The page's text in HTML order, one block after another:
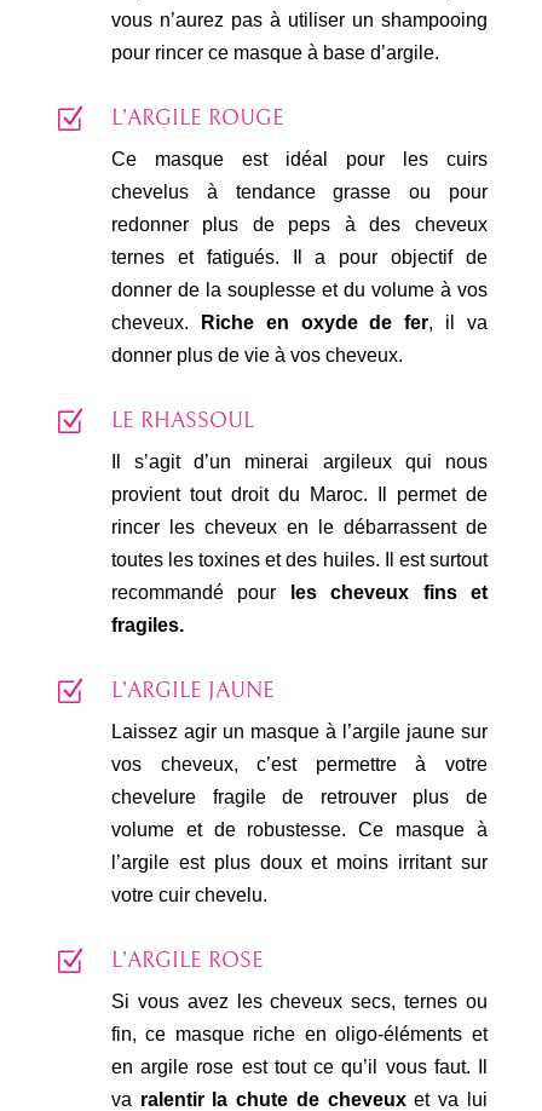
vous n’aurez pas à utiliser un shampooing
pour rincer ce masque à base d’argile.
Z L’ARGILE ROUGE
Ce masque est idéal pour les cuirs
chevelus à tendance grasse ou pour
redonner plus de peps à des cheveux
ternes et fatigués. Il a pour objectif de
donner de la souplesse et du volume à vos
cheveux.
Riche en oxyde de fer, il va
donner plus de vie à vos cheveux.
Z LE RHASSOUL
Il s’agit d’un minerai argileux qui nous
provient tout droit du Maroc. Il permet de
rincer les cheveux en le débarrassent de
toutes les toxines et des huiles. Il est surtout
recommandé pour
les cheveux fins et
fragiles.
Z L’ARGILE JAUNE
Laissez agir un masque à l’argile jaune sur
vos cheveux, c’est permettre à votre
chevelure fragile de retrouver plus de
volume et de robustesse. Ce masque à
l’argile est plus doux et moins irritant sur
votre cuir chevelu.
Z L’ARGILE ROSE
Si vous avez les cheveux secs, ternes ou
fin, ce masque riche en oligo-éléments et
en argile rose est tout ce qu’il vous faut. Il
va ralentir la chute de cheveuxet va lui